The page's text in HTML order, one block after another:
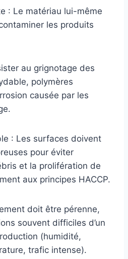
: Le matériau lui-même
les produits
au grignotage des
polymères
causée par les
: Les surfaces doivent
pour éviter
et la prolifération de
aux principes HACCP.
doit être pérenne,
souvent difficiles d’un
(humidité,
trafic intense).